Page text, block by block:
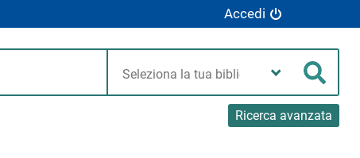
Accedi
Cerca
Ricerca avanzata